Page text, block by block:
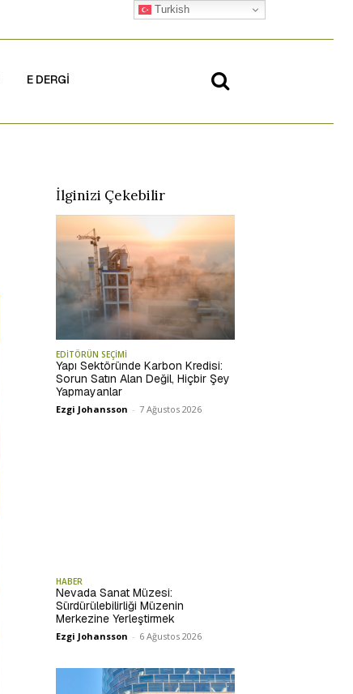
E DERGİ
İlginizi Çekebilir
EDİTÖRÜN SEÇİMİ
Yapı Sektöründe Karbon Kredisi:
Sorun Satın Alan Değil, Hiçbir Şey
Yapmayanlar
Ezgi Johansson - 7 Ağustos 2026
HABER
Nevada Sanat Müzesi:
Sürdürülebilirliği Müzenin
Merkezine Yerleştirmek
Ezgi Johansson - 6 Ağustos 2026
Turkish